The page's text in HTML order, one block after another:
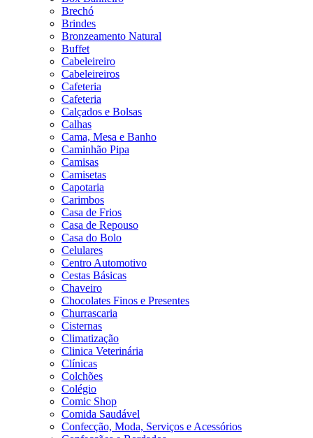
Brechó
Brindes
Bronzeamento Natural
Buffet
Cabeleireiro
Cabeleireiros
Cafeteria
Cafeteria
Calçados e Bolsas
Calhas
Cama, Mesa e Banho
Caminhão Pipa
Camisas
Camisetas
Capotaria
Carimbos
Casa de Frios
Casa de Repouso
Casa do Bolo
Celulares
Centro Automotivo
Cestas Básicas
Chaveiro
Chocolates Finos e Presentes
Churrascaria
Cisternas
Climatização
Clinica Veterinária
Clínicas
Colchões
Colégio
Comic Shop
Comida Saudável
Confecção, Moda, Serviços e Acessórios